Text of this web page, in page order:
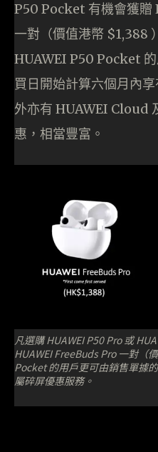
P50 Pocket 有機會獲贈
一對（價值港幣 $1,388
HUAWEI P50 Pocket
買日開始計算六個月內
外亦有 HUAWEI Cloud
惠，相當豐富。
凡選購 HUAWEI P50 Pro 或
HUAWEI FreeBuds Pro 一對（
Pocket 的用戶更可由銷售單據
屬碎屏優惠服務。